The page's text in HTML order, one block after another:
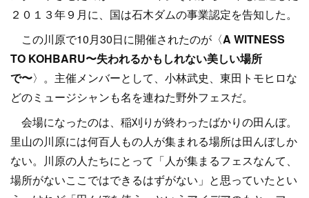
２０１３年９月に、国は石木ダムの事業認定を告知した。
この川原で10月30日に開催されたのが〈A WITNESS
TO KOHBARU〜失われるかもしれない美しい場所
で〜〉。主催メンバーとして、小林武史、東田トモヒロな
どのミュージシャンも名を連ねた野外フェスだ。
会場になったのは、稲刈りが終わったばかりの田んぼ。
里山の川原には何百人もの人が集まれる場所は田んぼしか
ない。川原の人たちにとって「人が集まるフェスなんて、
場所がないここではできるはずがない」と思っていたとい